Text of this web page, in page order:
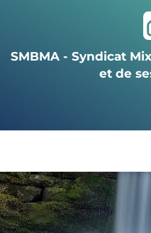
SMBMA - Syndicat
et de